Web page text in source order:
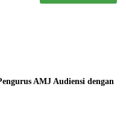
AMJ Audiensi dengan